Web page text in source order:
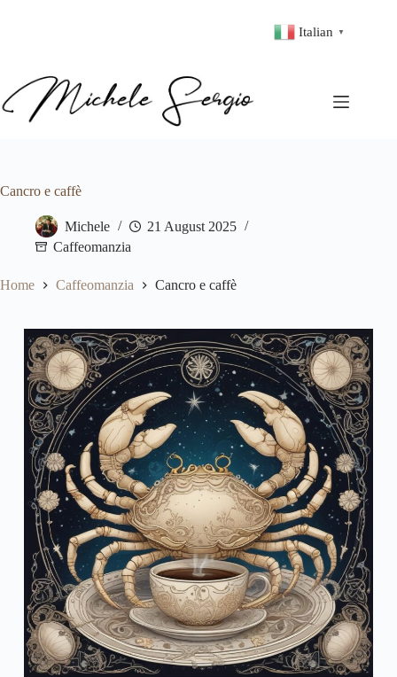
Italian ▼
Cancro e caffè
Michele
21 August 2025
Caffeomanzia
Home Caffeomanzia Cancro e caffè